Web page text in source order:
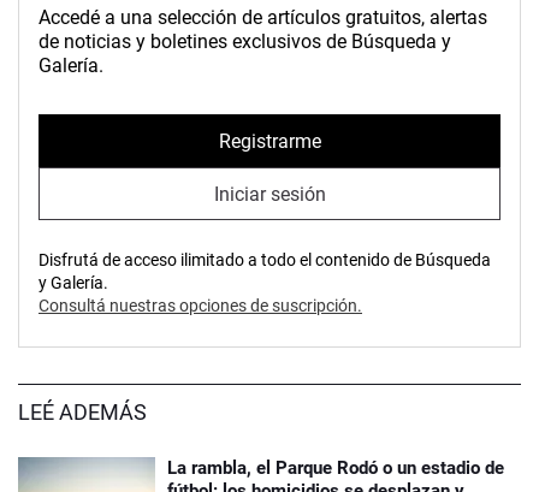
Accedé a una selección de artículos gratuitos, alertas
de noticias y boletines exclusivos de Búsqueda y
Galería.
Registrarme
Iniciar sesión
Disfrutá de acceso ilimitado a todo el contenido de Búsqueda
y Galería.
Consultá nuestras opciones de suscripción.
LEÉ ADEMÁS
La rambla, el Parque Rodó o un estadio de